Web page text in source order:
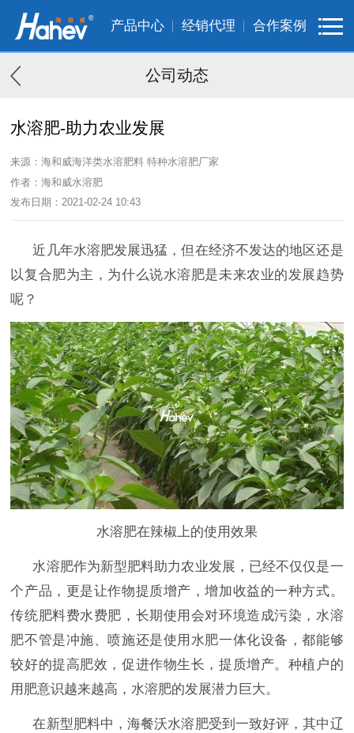
产品中心 经销代理 合作案例
公司动态
水溶肥-助力农业发展
来源：海和威海洋类水溶肥料 特种水溶肥厂家
作者：海和威水溶肥
发布日期：2021-02-24 10:43
近几年水溶肥发展迅猛，但在经济不发达的地区还是
以复合肥为主，为什么说水溶肥是未来农业的发展趋势
呢？
水溶肥在辣椒上的使用效果
水溶肥作为新型肥料助力农业发展，已经不仅仅是一
个产品，更是让作物提质增产，增加收益的一种方式。
传统肥料费水费肥，长期使用会对环境造成污染，水溶
肥不管是冲施、喷施还是使用水肥一体化设备，都能够
较好的提高肥效，促进作物生长，提质增产。种植户的
用肥意识越来越高，水溶肥的发展潜力巨大。
在新型肥料中，海餐沃水溶肥受到一致好评，其中辽